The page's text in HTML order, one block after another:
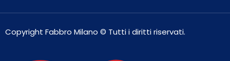
Copyright Fabbro Milano © Tutti i diritti riservati.